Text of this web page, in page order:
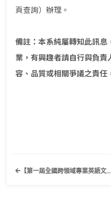
頁查詢）辦理。
備註：本系純屬轉知此訊
業，有興趣者請自行與負
容、品質或相關爭議之責任
【第一屆全國跨領域專業英語文簡報競賽】歡迎有興趣的同學踴躍報名參加！